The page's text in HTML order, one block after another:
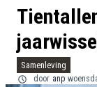
Samenleving
door anp